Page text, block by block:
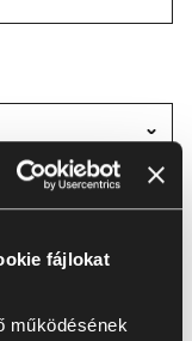
fájlokat
működésének